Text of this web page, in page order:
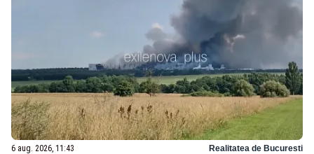
6 aug. 2026, 11:43 Realitatea de Bucuresti